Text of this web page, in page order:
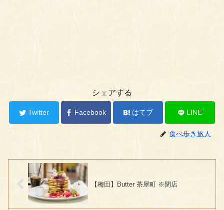
シェアする
Twitter Facebook はてブ LINE
食べ歩き旅人
【梅田】Butter 茶屋町 ※閉店